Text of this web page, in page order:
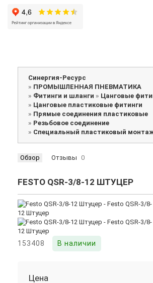
Синергия-Ресурс
» ПРОМЫШЛЕННАЯ ПНЕВМАТИКА
» Фитинги и шланги » Цанговые
» Цанговые пластиковые фитинги
» Прямые соединения пластиковые
» Резьбовое соединение
» Специальный пластиковый
Обзор Отзывы 0
FESTO QSR-3/8-12 ШТУЦЕР
153408 В наличии
Цена